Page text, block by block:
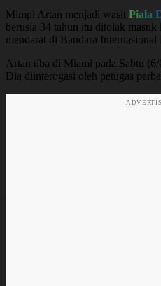
Mimpi Artan menjadi wasit Piala
berusia 34 tahun itu ditolak
mendarat di Bandara
Artan tiba di Miami pada Sabtu
Dia diinterogasi oleh petugas